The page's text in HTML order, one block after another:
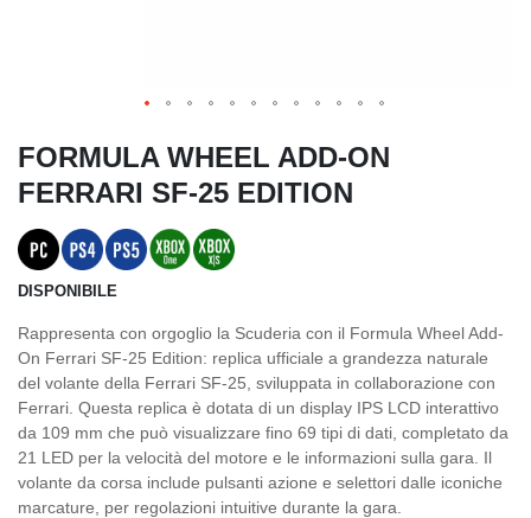
FORMULA WHEEL ADD-ON
FERRARI SF-25 EDITION
DISPONIBILE
Rappresenta con orgoglio la Scuderia con il Formula Wheel Add-
On Ferrari SF-25 Edition: replica ufficiale a grandezza naturale
del volante della Ferrari SF-25, sviluppata in collaborazione con
Ferrari. Questa replica è dotata di un display IPS LCD interattivo
da 109 mm che può visualizzare fino 69 tipi di dati, completato da
21 LED per la velocità del motore e le informazioni sulla gara. Il
volante da corsa include pulsanti azione e selettori dalle iconiche
marcature, per regolazioni intuitive durante la gara.